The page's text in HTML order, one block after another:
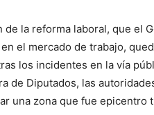
de la reforma laboral, que el
el mercado de trabajo,
los incidentes en la vía
de Diputados, las
una zona que fue epicentro